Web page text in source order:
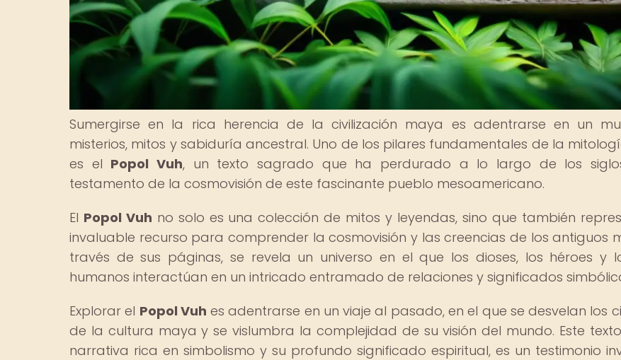
Sumergirse en la rica herencia de la civilización maya es adentrarse en un
misterios, mitos y sabiduría ancestral. Uno de los pilares fundamentales de la
es el Popol Vuh, un texto sagrado que ha perdurado a lo largo de los
testamento de la cosmovisión de este fascinante pueblo mesoamericano.
El Popol Vuh no solo es una colección de mitos y leyendas, sino que también
invaluable recurso para comprender la cosmovisión y las creencias de los antiguos
través de sus páginas, se revela un universo en el que los dioses, los héroes y
humanos interactúan en un intricado entramado de relaciones y significados
Explorar el Popol Vuh es adentrarse en un viaje al pasado, en el que se desvelan los
de la cultura maya y se vislumbra la complejidad de su visión del mundo. Este
narrativa rica en simbolismo y su profundo significado espiritual, es un testimonio